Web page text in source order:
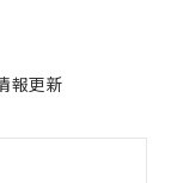
報更新